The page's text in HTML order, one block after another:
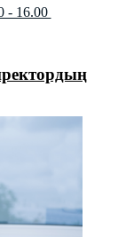
- 16.00